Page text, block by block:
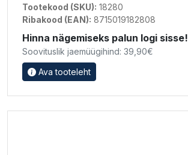
Tootekood (SKU): 18280
Ribakood (EAN): 8715019182808
Hinna nägemiseks palun logi sisse!
Soovituslik jaemüügihind: 39,90€
Ava tooteleht